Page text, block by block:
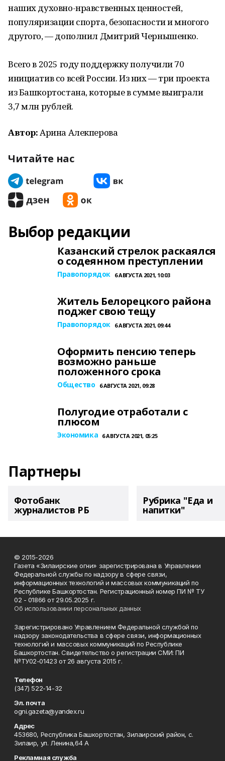
наших духовно-нравственных ценностей,
популяризации спорта, безопасности и многого
другого, — дополнил Дмитрий Чернышенко.
Всего в 2025 году поддержку получили 70
инициатив со всей России. Из них — три проекта
из Башкортостана, которые в сумме выиграли
3,7 млн рублей.
Автор:Арина Алекперова
Читайте нас
Выбор редакции
Казанский стрелок раскаялся
о содеянном преступлении
Правопорядок 6 АВГУСТА 2021, 10:03
Житель Белорецкого района
поджег свою тещу
Правопорядок 6 АВГУСТА 2021, 09:44
Оформить пенсию теперь
возможно раньше
положенного срока
Общество 6 АВГУСТА 2021, 09:28
Полугодие отработали с
плюсом
Экономика 6 АВГУСТА 2021, 05:25
Партнеры
Фотобанк
журналистов РБ
Рубрика "Еда и
напитки"
© 2015-2026
Газета «Зилаирские огни» зарегистрирована в Управлении
Федеральной службы по надзору в сфере связи,
информационных технологий и массовых коммуникаций по
Республике Башкортостан. Регистрационный номер ПИ № ТУ
02 - 01866 от 29.05.2025 г.
Об использовании персональных данных
Зарегистрировано Управлением Федеральной службой по
надзору законодательства в сфере связи, информационных
технологий и массовых коммуникаций по Республике
Башкортостан. Свидетельство о регистрации СМИ: ПИ
№ТУ02-01423 от 26 августа 2015 г.
Телефон
(347) 522-14-32
Эл. почта
ogni.gazeta@yandex.ru
Адрес
453680, Республика Башкортостан, Зилаирский район, с.
Зилаир, ул. Ленина,64 А
Рекламная служба